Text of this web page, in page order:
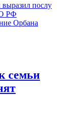
послу
РФ
Орбана
семьи